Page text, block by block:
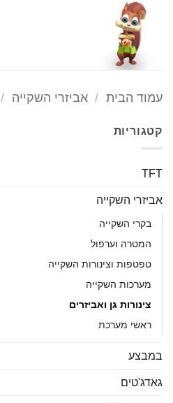
content
עמוד הבית / אביזרי השקייה /
קטגוריות
TFT
אביזרי השקייה
בקרי השקייה
המטרה וערפול
טפטפות וצינורות השקייה
מערכות השקייה
צינורות גן ואביזרים
ראשי מערכת
במבצע
גאדג'טים